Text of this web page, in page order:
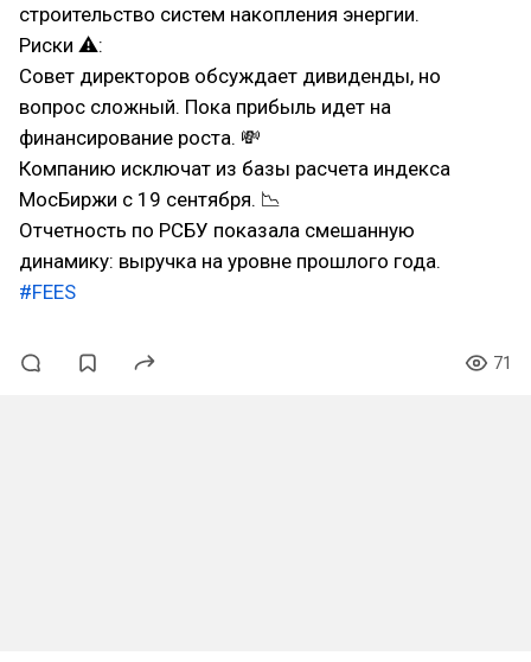
строительство систем накопления энергии.
Риски ⚠:
Совет директоров обсуждает дивиденды, но
вопрос сложный. Пока прибыль идет на
финансирование роста. 💸
Компанию исключат из базы расчета индекса
МосБиржи с 19 сентября. 📉
Отчетность по РСБУ показала смешанную
динамику: выручка на уровне прошлого года.
#FEES
71